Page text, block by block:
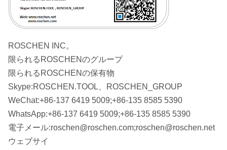
ROSCHEN INC。
限られるROSCHENのグループ
限られるROSCHENの保有物
Skype:ROSCHEN.TOOL、ROSCHEN_GROUP
WeChat:+86-137 6419 5009;+86-135 8585 5390
WhatsApp:+86-137 6419 5009;+86-135 8585 5390
電子メール:roschen@roschen.com;roschen@roschen.net
ウェブサイ